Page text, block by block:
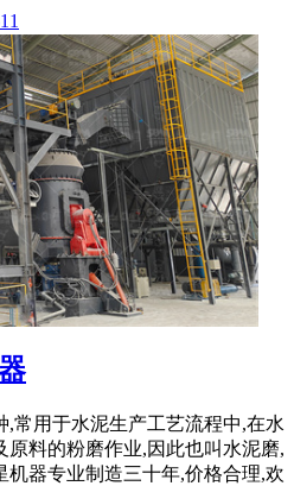
,常用于水泥生产工艺流程中,在水
原料的粉磨作业,因此也叫水泥磨,
机器专业制造三十年,价格合理,欢